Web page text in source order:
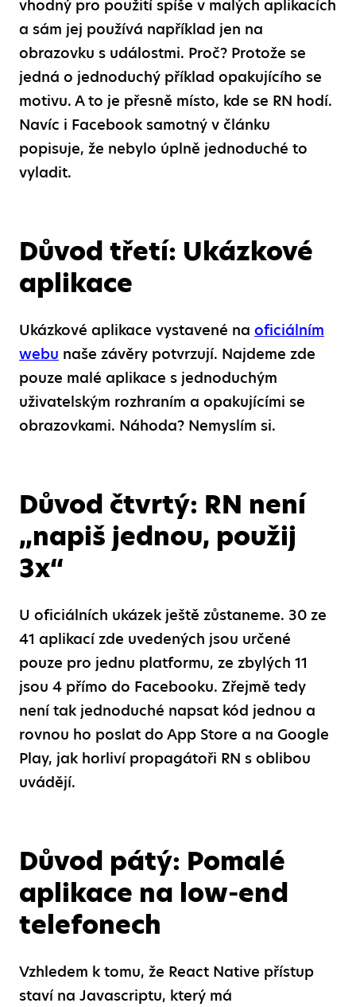
vhodný pro použití spíše v malých aplikacích
a sám jej používá například jen na
obrazovku s událostmi. Proč? Protože se
jedná o jednoduchý příklad opakujícího se
motivu. A to je přesně místo, kde se RN hodí.
Navíc i Facebook samotný v článku
popisuje, že nebylo úplně jednoduché to
vyladit.
Důvod třetí: Ukázkové
aplikace
Ukázkové aplikace vystavené na oficiálním
webu naše závěry potvrzují. Najdeme zde
pouze malé aplikace s jednoduchým
uživatelským rozhraním a opakujícími se
obrazovkami. Náhoda? Nemyslím si.
Důvod čtvrtý: RN není
„napiš jednou, použij
3x“
U oficiálních ukázek ještě zůstaneme. 30 ze
41 aplikací zde uvedených jsou určené
pouze pro jednu platformu, ze zbylých 11
jsou 4 přímo do Facebooku. Zřejmě tedy
není tak jednoduché napsat kód jednou a
rovnou ho poslat do App Store a na Google
Play, jak horliví propagátoři RN s oblibou
uvádějí.
Důvod pátý: Pomalé
aplikace na low-end
telefonech
Vzhledem k tomu, že React Native přístup
staví na Javascriptu, který má